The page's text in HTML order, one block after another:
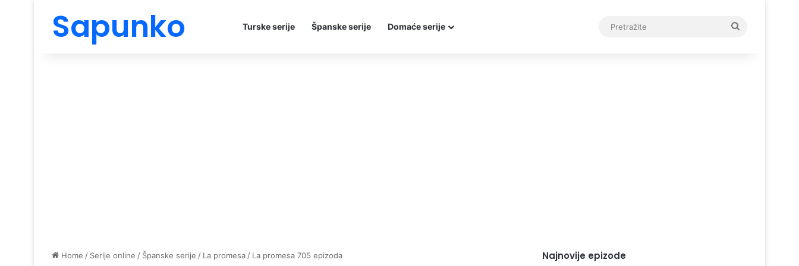
Sapunko Turske serije Španske serije Domaće serije
Home / Serije online / Španske serije / La promesa / La promesa 705 epizoda Najnovije epizode